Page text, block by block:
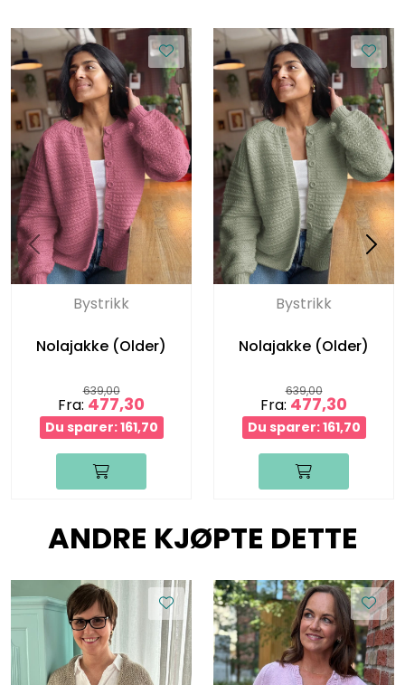
Bystrikk
Nolajakke (Older)
639,00
Fra: 477,30
Du sparer: 161,70
Bystrikk
Nolajakke (Older)
639,00
Fra: 477,30
Du sparer: 161,70
ANDRE KJØPTE DETTE